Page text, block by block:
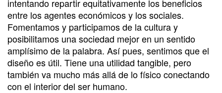
intentando repartir equitativamente los beneficios
entre los agentes económicos y los sociales.
Fomentamos y participamos de la cultura y
posibilitamos una sociedad mejor en un sentido
amplísimo de la palabra. Así pues, sentimos que el
diseño es útil. Tiene una utilidad tangible, pero
también va mucho más allá de lo físico conectando
con el interior del ser humano.